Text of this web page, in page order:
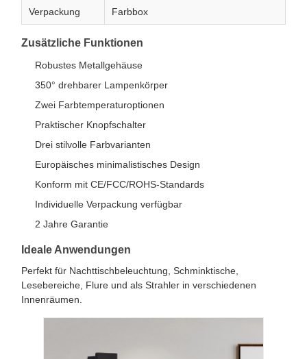
Verpackung Farbbox
Zusätzliche Funktionen
Robustes Metallgehäuse
350° drehbarer Lampenkörper
Zwei Farbtemperaturoptionen
Praktischer Knopfschalter
Drei stilvolle Farbvarianten
Europäisches minimalistisches Design
Konform mit CE/FCC/ROHS-Standards
Individuelle Verpackung verfügbar
2 Jahre Garantie
Ideale Anwendungen
Perfekt für Nachttischbeleuchtung, Schminktische,
Lesebereiche, Flure und als Strahler in verschiedenen
Innenräumen.